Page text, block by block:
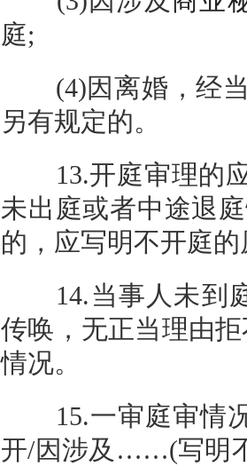
庭;
(4)因离婚，经当
另有规定的。
13.开庭审理的应
未出庭或者中途退
的，应写明不开庭
14.当事人未到庭
传唤，无正当理由
情况。
15.一审庭审情况
开/因涉及……(写明